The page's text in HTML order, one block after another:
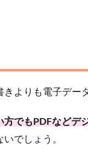
よりも電子デー
でもPDFなどデ
でしょう。